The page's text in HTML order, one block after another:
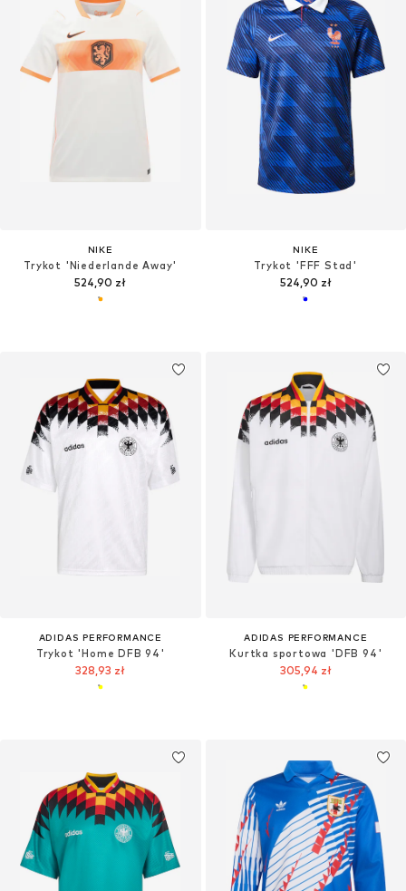
NIKE
Trykot 'Niederlande Away'
524,90 zł
NIKE
Trykot 'FFF Stad'
524,90 zł
ADIDAS PERFORMANCE
Trykot 'Home DFB 94'
328,93 zł
ADIDAS PERFORMANCE
Kurtka sportowa 'DFB 94'
305,94 zł